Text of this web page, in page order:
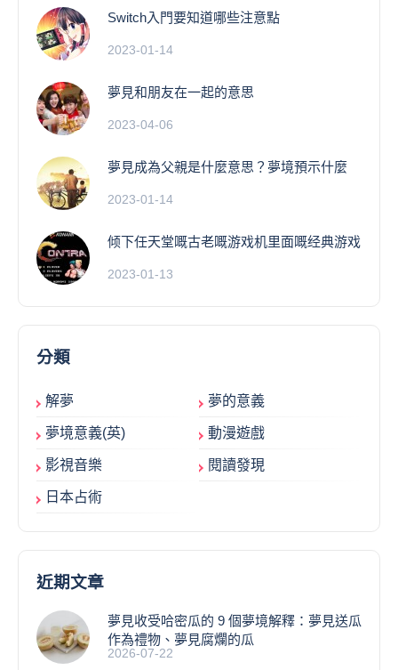
Switch入門要知道哪些注意點
2023-01-14
夢見和朋友在一起的意思
2023-04-06
夢見成為父親是什麼意思？夢境預示什麼
2023-01-14
倾下任天堂嘅古老嘅游戏机里面嘅经典游戏
2023-01-13
分類
解夢 夢的意義
夢境意義(英) 動漫遊戲
影視音樂 閱讀發現
日本占術
近期文章
夢見收受哈密瓜的 9 個夢境解釋：夢見送瓜
作為禮物、夢見腐爛的瓜
2026-07-22